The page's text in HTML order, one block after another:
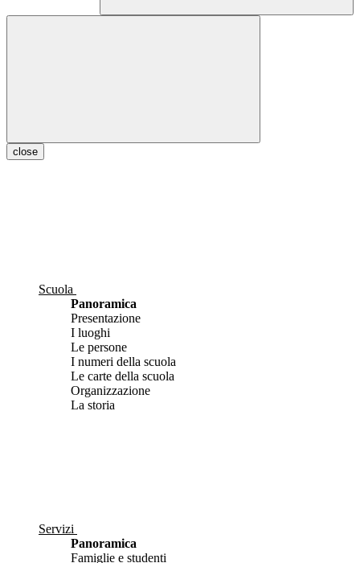
close
Scuola
Panoramica
Presentazione
I luoghi
Le persone
I numeri della scuola
Le carte della scuola
Organizzazione
La storia
Servizi
Panoramica
Famiglie e studenti